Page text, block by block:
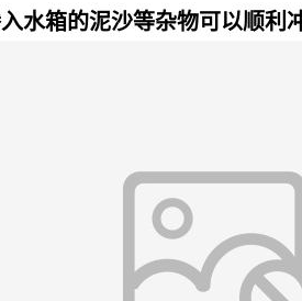
水箱的泥沙等杂物可以顺利